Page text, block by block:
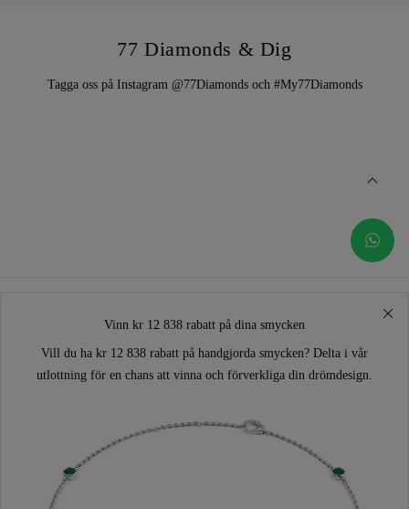
77 Diamonds & Dig
Tagga oss på Instagram @77Diamonds och #My77Diamonds
Vinn kr 12 838 rabatt på dina smycken
Vill du ha kr 12 838 rabatt på handgjorda smycken? Delta i vår
utlottning för en chans att vinna och förverkliga din drömdesign.